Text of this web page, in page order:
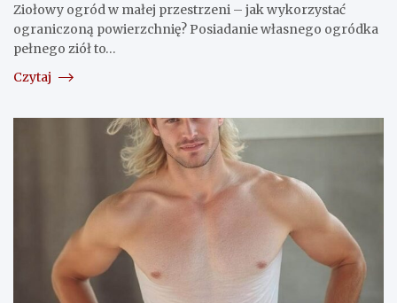
Ziołowy ogród w małej przestrzeni – jak wykorzystać
ograniczoną powierzchnię? Posiadanie własnego ogródka
pełnego ziół to…
Czytaj